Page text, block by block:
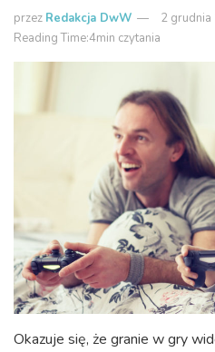
przez Redakcja DwW
2
Reading Time:4min czytania
Okazuje się, że granie w gry